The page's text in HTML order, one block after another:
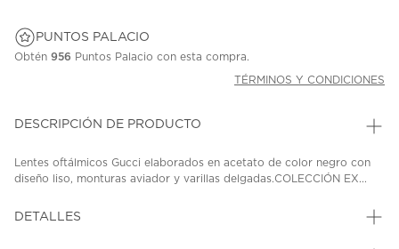
PUNTOS PALACIO
Obtén 956 Puntos Palacio con esta compra.
TÉRMINOS Y CONDICIONES
DESCRIPCIÓN DE PRODUCTO
Lentes oftálmicos Gucci elaborados en acetato de color negro con
diseño liso, monturas aviador y varillas delgadas.COLECCIÓN EX...
DETALLES